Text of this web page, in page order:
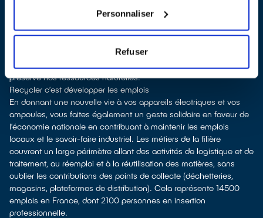
Personnaliser
Refuser
le don permet d’éviter la production de produits neufs et de
soutenir l'économie sociale et solidaire
le recyclage permet d'éviter l'extraction de matières premières
brutes, leur transformation et leur transport, en utilisant à la place
des matières recyclées, ce qui génère moins de pollution et
préserve nos ressources naturelles.
Recycler c’est développer les emplois
En donnant une nouvelle vie à vos appareils électriques et vos
ampoules, vous faites également un geste solidaire en faveur de
l’économie nationale en contribuant à maintenir les emplois
locaux et le savoir-faire industriel. Les métiers de la filière
couvrent un large périmètre allant des activités de logistique et de
traitement, au réemploi et à la réutilisation des matières, sans
oublier les contributions des points de collecte (déchetteries,
magasins, plateformes de distribution). Cela représente 14500
emplois en France, dont 2100 personnes en insertion
professionnelle.